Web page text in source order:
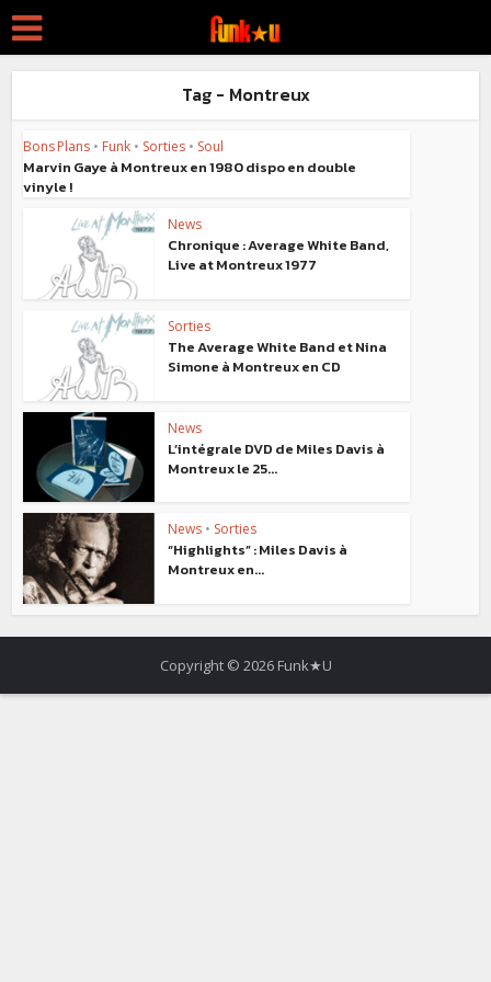
Tag - Montreux
Bons Plans • Funk • Sorties • Soul
Marvin Gaye à Montreux en 1980 dispo en double
vinyle !
News
Chronique : Average White Band,
Live at Montreux 1977
Sorties
The Average White Band et Nina
Simone à Montreux en CD
News
L’intégrale DVD de Miles Davis à
Montreux le 25...
News • Sorties
“Highlights” : Miles Davis à
Montreux en...
Copyright © 2026 Funk★U